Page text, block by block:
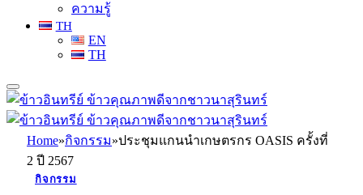
ความรู้
TH
EN
TH
Home»กิจกรรม»ประชุมแกนนำเกษตรกร OASIS ครั้งที่
2 ปี 2567
กิจกรรม